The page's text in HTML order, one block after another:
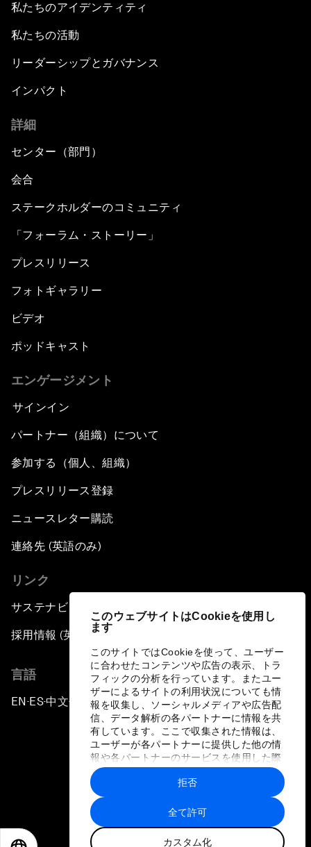
このウェブサイトはCookieを使用し
ます
このサイトではCookieを使って、ユーザー
に合わせたコンテンツや広告の表示、トラ
フィックの分析を行っています。またユー
ザーによるサイトの利用状況についても情
報を収集し、ソーシャルメディアや広告配
信、データ解析の各パートナーに情報を共
有しています。ここで収集された情報は、
ユーザーが各パートナーに提供した他の情
報や各パートナーのサービスを使用した際
に収集された情報と組み合わされ、各パー
トナーによって使用されることがありま
す。
全て許可
カスタム化
拒否
私たちのアイデンティティ
私たちの活動
リーダーシップとガバナンス
インパクト
詳細
センター（部門）
会合
ステークホルダーのコミュニティ
「フォーラム・ストーリー」
プレスリリース
フォトギャラリー
ビデオ
ポッドキャスト
エンゲージメント
サインイン
パートナー（組織）について
参加する（個人、組織）
プレスリリース登録
ニュースレター購読
連絡先 (英語のみ)
リンク
サステナビリティへの取り組み
採用情報 (英語のみ)
言語
EN ▪ES▪中文▪ 日本語
プライバシーポリシーと利用規約
サイトマップ